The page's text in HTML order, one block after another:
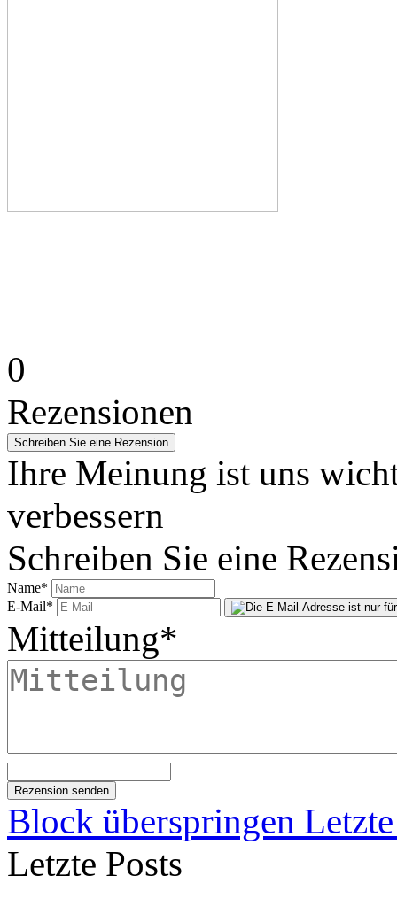
0
Rezensionen
Ihre Meinung ist uns
verbessern
Schreiben Sie eine
Name*
E-Mail*
Mitteilung*
Block überspringen
Letzte Posts